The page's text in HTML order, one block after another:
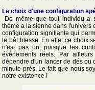
Le choix d'une configuration
De même que tout individu a
thème a la sienne dans l'univers
configuration signifiante qui
le bât blesse. En effet ce choix
n'est pas un, puisque les
évènements réels. Par
dépendre d'un lancer de dés ou
minute près. Le fait que nous
notre existence !